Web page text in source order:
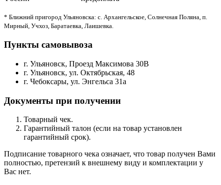
* Ближний пригород Ульяновска: с. Архангельское, Солнечная Поляна, п.
Мирный, Учхоз, Баратаевка, Лаишевка.
Пункты самовывоза
г. Ульяновск, Проезд Максимова 30В
г. Ульяновск, ул. Октябрьская, 48
г. Чебоксары, ул. Энгельса 31а
Документы при получении
Товарный чек.
Гарантийный талон (если на товар установлен
гарантийный срок).
Подписание товарного чека означает, что товар получен Вами
полностью, претензий к внешнему виду и комплектации у
Вас нет.